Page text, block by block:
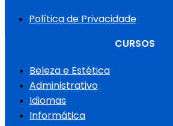
Política de Privacidade
CURSOS
Beleza e Estética
Administrativo
Idiomas
Informática